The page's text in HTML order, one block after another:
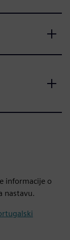
informacije o
nastavu.